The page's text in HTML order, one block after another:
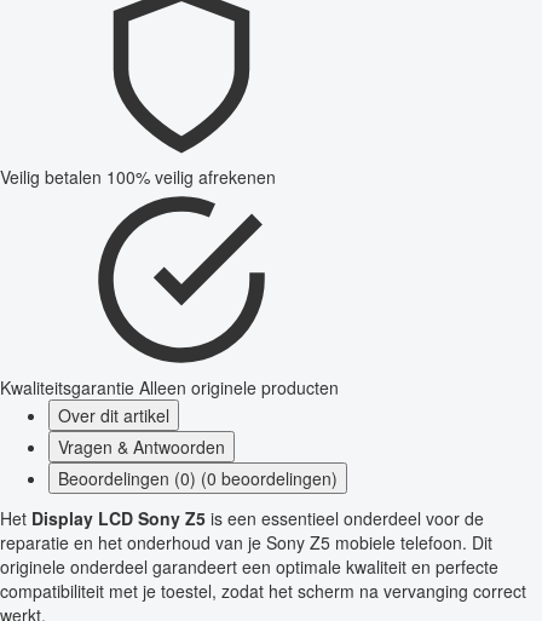
Veilig betalen 100% veilig afrekenen
Kwaliteitsgarantie Alleen originele producten
Over dit artikel
Vragen & Antwoorden
Beoordelingen (0) (0 beoordelingen)
Het Display LCD Sony Z5 is een essentieel onderdeel voor de
reparatie en het onderhoud van je Sony Z5 mobiele telefoon. Dit
originele onderdeel garandeert een optimale kwaliteit en perfecte
compatibiliteit met je toestel, zodat het scherm na vervanging correct
werkt.